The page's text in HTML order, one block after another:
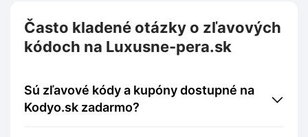
Často kladené otázky o zľavových
kódoch na Luxusne-pera.sk
Sú zľavové kódy a kupóny dostupné na
Kodyo.sk zadarmo?